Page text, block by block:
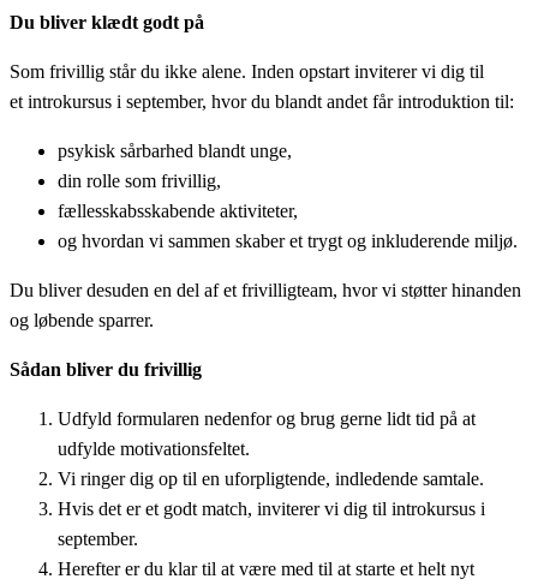
Du bliver klædt godt på
Som frivillig står du ikke alene. Inden opstart inviterer vi dig til
et introkursus i september, hvor du blandt andet får introduktion til:
psykisk sårbarhed blandt unge,
din rolle som frivillig,
fællesskabsskabende aktiviteter,
og hvordan vi sammen skaber et trygt og inkluderende miljø.
Du bliver desuden en del af et frivilligteam, hvor vi støtter hinanden
og løbende sparrer.
Sådan bliver du frivillig
Udfyld formularen nedenfor og brug gerne lidt tid på at
udfylde motivationsfeltet.
Vi ringer dig op til en uforpligtende, indledende samtale.
Hvis det er et godt match, inviterer vi dig til introkursus i
september.
Herefter er du klar til at være med til at starte et helt nyt